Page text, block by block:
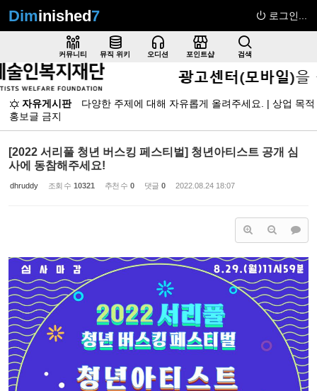
Diminished7 로그인...
커뮤니티 뮤직 위키 오디션 포인트샵 검색
자유게시판
다양한 주제에 대해 자유롭게 올려주세요. | 상업 목적
홍보글 금지
[2022 서리풀 청년 버스킹 페스티벌] 청년아티스트 공개 심
사에 동참해주세요!
dhruddy 조회 수 10321 추천 수 0 댓글 0 2022.08.24 18:07
Sketchbook5, 스케치북5
Sketchbook5, 스케치북5